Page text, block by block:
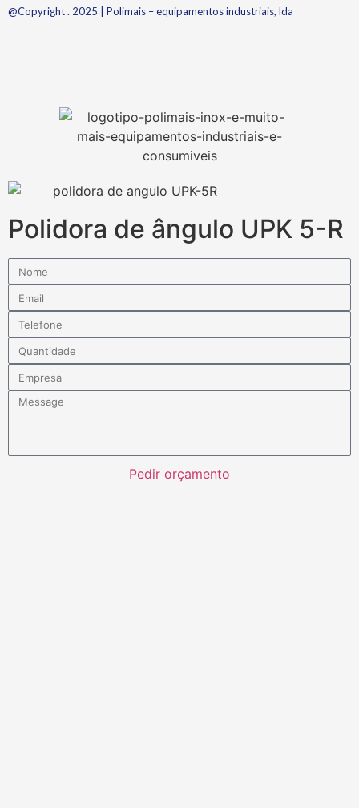
@Copyright . 2025 | Polimais – equipamentos industriais, lda
Polidora de ângulo UPK 5-R
Pedir orçamento